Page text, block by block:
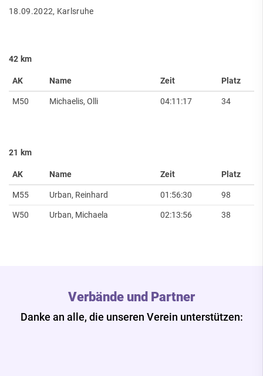
18.09.2022, Karlsruhe
42 km
AK Name Zeit Platz
M50 Michaelis, Olli 04:11:17 34
21 km
AK Name Zeit Platz
M55 Urban, Reinhard 01:56:30
98
W50
Urban, Michaela 02:13:56 38
Verbände und Partner
Danke an alle, die unseren Verein unterstützen: